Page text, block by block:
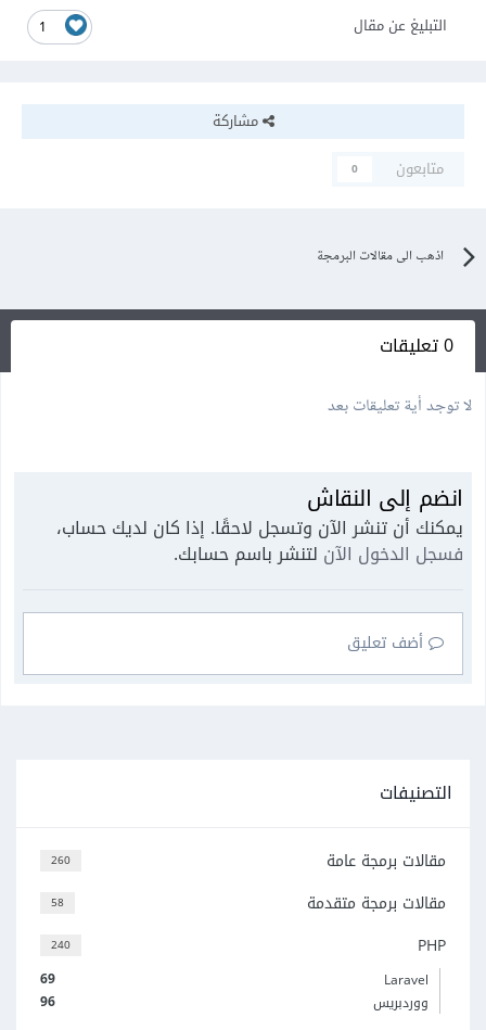
1 التبليغ عن مقال
مشاركة
متابعون
0
اذهب الى مقالات البرمجة
0 تعليقات
لا توجد أية تعليقات بعد
انضم إلى النقاش
يمكنك أن تنشر الآن وتسجل لاحقًا. إذا كان لديك حساب،
فسجل الدخول الآن لتنشر باسم حسابك.
أضف تعليق
التصنيفات
260 مقالات برمجة عامة
58 مقالات برمجة متقدمة
240 PHP
69
Laravel
96
ووردبريس